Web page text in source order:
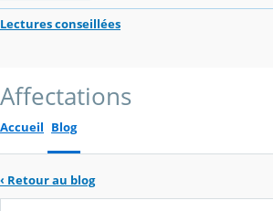
Lectures conseillées
Affectations
Accueil Blog
‹ Retour au blog